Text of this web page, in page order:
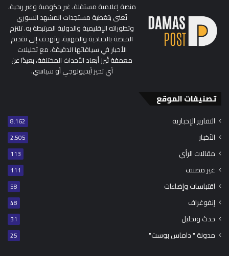
منصة إعلامية مستقلة، غير حكومية وغير ربحية،
تُعنى بتغطية مستجدات المشهد السوري
وتطوراته الإقليمية والدولية المرتبطة به. تلتزم
المنصة بالحيادية والمهنية، وتهدف إلى تقديم
الأخبار في سياقاتها الدقيقة، مع تحليلات
معمقة تُبرز أبعاد الأحداث المختلفة، بعيدًا عن
أي تحيز أيديولوجي أو سياسي.
تصنيفات الموقع
التقارير الإخبارية 8٬162
الأخبار 2٬505
مقالات الرأي 113
غير مصنف 111
اقتباسات وإضاءات 58
إنفوغراف 48
حدث وتحليل 31
مدونة " داماس بوست" 25